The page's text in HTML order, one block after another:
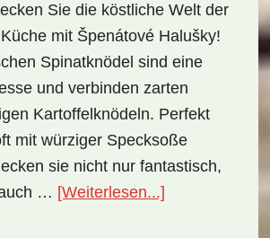
Sie die köstliche Welt der
mit Špenátové Halušky!
Spinatknödel sind eine
und verbinden zarten
Kartoffelknödeln. Perfekt
mit würziger Specksoße
sie nicht nur fantastisch,
… [Weiterlesen...]